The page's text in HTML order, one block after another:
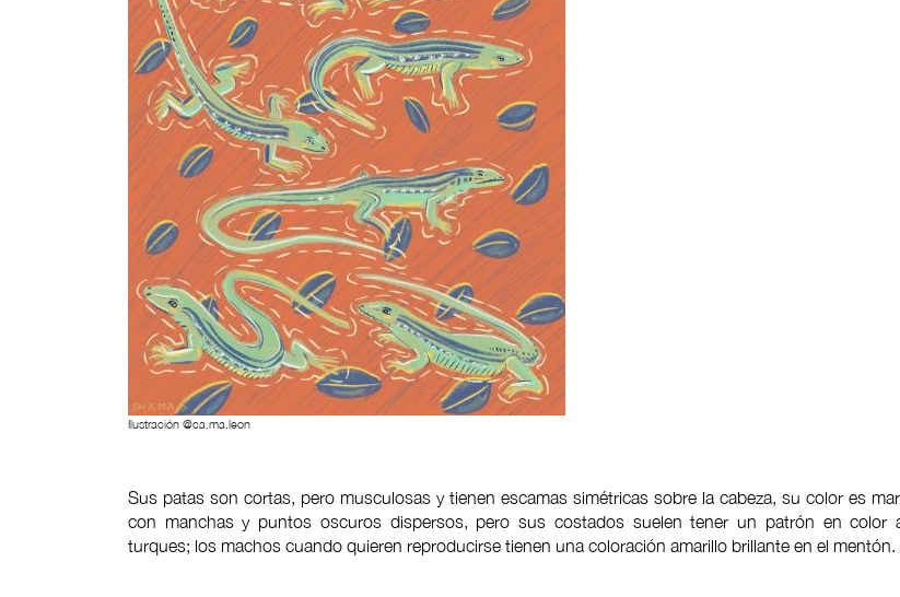
Ilustración @ca.ma.leon
Sus patas son cortas, pero musculosas y tienen escamas simétricas sobre la cabeza, su color es
con manchas y puntos oscuros dispersos, pero sus costados suelen tener un patrón en color
turques; los machos cuando quieren reproducirse tienen una coloración amarillo brillante en el mentón.